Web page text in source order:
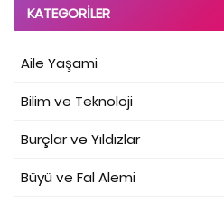
KATEGORILER
Aile Yaşami
Bilim ve Teknoloji
Burçlar ve Yıldızlar
Büyü ve Fal Alemi